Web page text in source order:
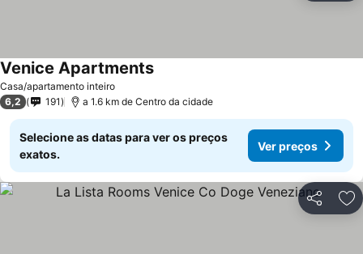
Casa/apartamento inteiro
Venice Apartments
6,2 191 a 1.6 km de Centro da cidade
Selecione as datas para ver os preços
exatos.
Ver preços
Partilhar